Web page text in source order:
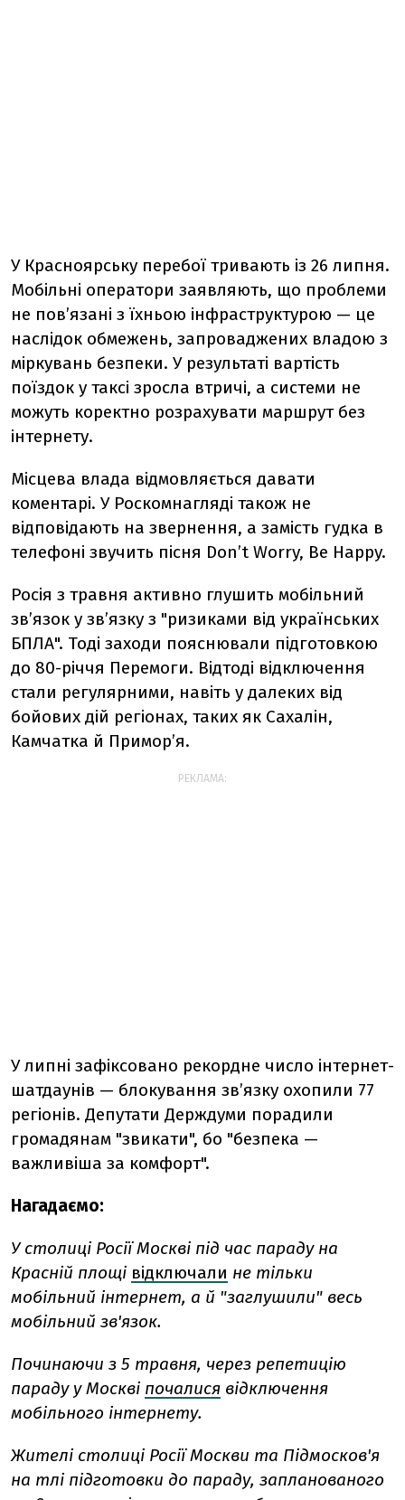
У Красноярську перебої тривають із 26 липня.
Мобільні оператори заявляють, що проблеми
не пов’язані з їхньою інфраструктурою — це
наслідок обмежень, запроваджених владою з
міркувань безпеки. У результаті вартість
поїздок у таксі зросла втричі, а системи не
можуть коректно розрахувати маршрут без
інтернету.
Місцева влада відмовляється давати
коментарі. У Роскомнагляді також не
відповідають на звернення, а замість гудка в
телефоні звучить пісня Don’t Worry, Be Happy.
Росія з травня активно глушить мобільний
зв’язок у зв’язку з "ризиками від українських
БПЛА". Тоді заходи пояснювали підготовкою
до 80-річчя Перемоги. Відтоді відключення
стали регулярними, навіть у далеких від
бойових дій регіонах, таких як Сахалін,
Камчатка й Примор’я.
РЕКЛАМА:
У липні зафіксовано рекордне число інтернет-
шатдаунів — блокування зв’язку охопили 77
регіонів. Депутати Держдуми порадили
громадянам "звикати", бо "безпека —
важливіша за комфорт".
Нагадаємо:
У столиці Росії Москві під час параду на
Красній площі відключали не тільки
мобільний інтернет, а й "заглушили" весь
мобільний зв'язок.
Починаючи з 5 травня, через репетицію
параду у Москві почалися відключення
мобільного інтернету.
Жителі столиці Росії Москви та Підмосков'я
на тлі підготовки до параду, запланованого